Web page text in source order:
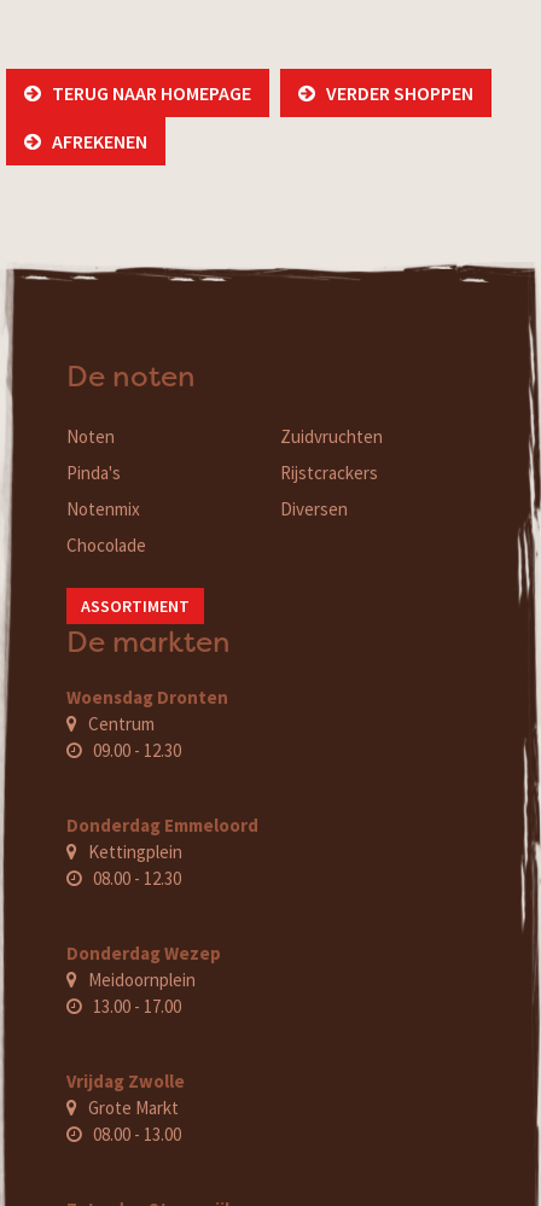
TERUG NAAR HOMEPAGE
VERDER SHOPPEN
AFREKENEN
De noten
Noten
Pinda's
Notenmix
Chocolade
Zuidvruchten
Rijstcrackers
Diversen
ASSORTIMENT
De markten
Woensdag Dronten
Centrum
09.00 - 12.30
Donderdag Emmeloord
Kettingplein
08.00 - 12.30
Donderdag Wezep
Meidoornplein
13.00 - 17.00
Vrijdag Zwolle
Grote Markt
08.00 - 13.00